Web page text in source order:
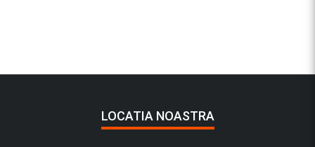
LOCATIA NOASTRA